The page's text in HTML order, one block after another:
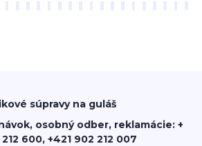
súpravy na guláš
osobný odber, reklamácie: +
600, +421 902 212 007